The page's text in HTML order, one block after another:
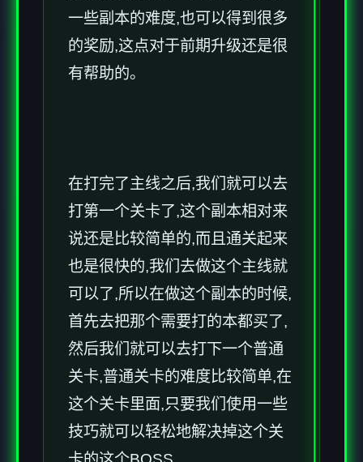
一些副本的难度,也可以得到很多
的奖励,这点对于前期升级还是很
有帮助的。
在打完了主线之后,我们就可以去
打第一个关卡了,这个副本相对来
说还是比较简单的,而且通关起来
也是很快的,我们去做这个主线就
可以了,所以在做这个副本的时候,
首先去把那个需要打的本都买了,
然后我们就可以去打下一个普通
关卡,普通关卡的难度比较简单,在
这个关卡里面,只要我们使用一些
技巧就可以轻松地解决掉这个关